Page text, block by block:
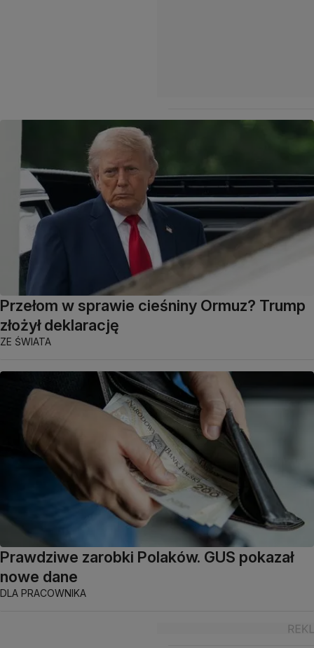
Przełom w sprawie cieśniny Ormuz? Trump
złożył deklarację
ZE ŚWIATA
Prawdziwe zarobki Polaków. GUS pokazał
nowe dane
DLA PRACOWNIKA